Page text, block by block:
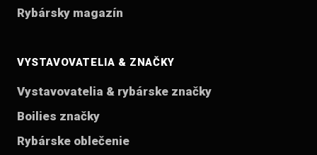
Rybársky magazín
VYSTAVOVATELIA & ZNAČKY
Vystavovatelia & rybárske značky
Boilies značky
Rybárske oblečenie